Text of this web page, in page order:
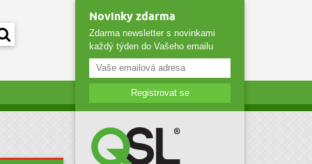
Novinky zdarma
Zdarma newsletter s novinkami
každý týden do Vašeho emailu
Registrovat se